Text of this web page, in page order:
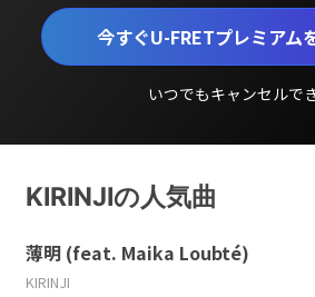
今すぐU-FRETプレミアム
いつでもキャンセルで
KIRINJIの人気曲
薄明 (feat. Maika Loubté)
KIRINJI